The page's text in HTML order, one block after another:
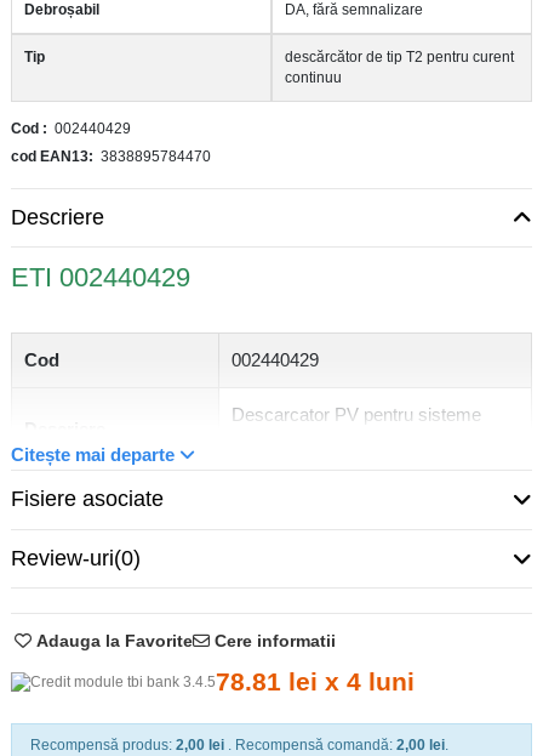
Adauga la Favorite
78.81 lei x 4 luni
Recompensă produs: 2,00 lei . Recompensă comandă: 2,00 lei.
Cere informatii
Debroșabil DA, fără semnalizare
Tip
descărcător de tip T2 pentru curent
continuu
Cod
002440429
cod EAN13
3838895784470
Descriere
ETI 002440429
Cod 002440429
Descarcator PV pentru sisteme
Tip tensiune intrare
Funcții
tablou)
Grad de protecție IP IP 20
Nivel de protecție
Citește mai departe
Fisiere asociate
Review-uri(0)